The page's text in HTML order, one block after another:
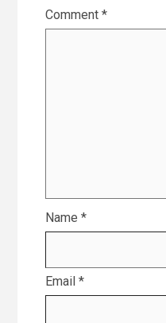
Comment *
Name *
Email *